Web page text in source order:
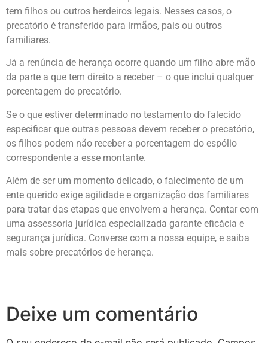
tem filhos ou outros herdeiros legais. Nesses casos, o
precatório é transferido para irmãos, pais ou outros
familiares.
Já a renúncia de herança ocorre quando um filho abre mão
da parte a que tem direito a receber – o que inclui qualquer
porcentagem do precatório.
Se o que estiver determinado no testamento do falecido
especificar que outras pessoas devem receber o precatório,
os filhos podem não receber a porcentagem do espólio
correspondente a esse montante.
Além de ser um momento delicado, o falecimento de um
ente querido exige agilidade e organização dos familiares
para tratar das etapas que envolvem a herança. Contar com
uma assessoria jurídica especializada garante eficácia e
segurança jurídica. Converse com a nossa equipe, e saiba
mais sobre precatórios de herança.
Deixe um comentário